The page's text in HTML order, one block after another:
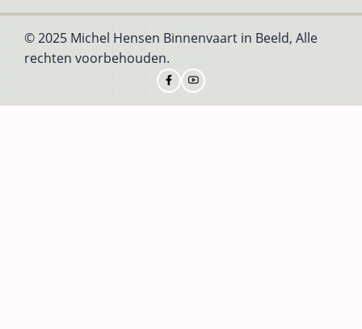
© 2025 Michel Hensen Binnenvaart in Beeld, Alle
rechten voorbehouden.